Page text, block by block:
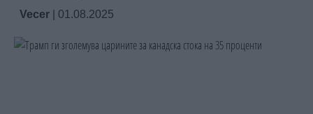
Vecer 01.08.2025